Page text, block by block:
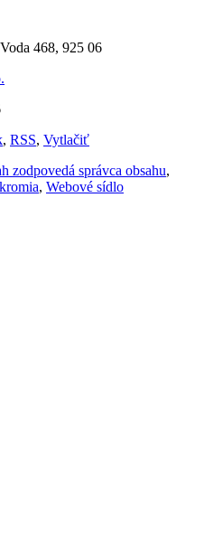
468, 925 06
, RSS, Vytlačiť
zodpovedá správca obsahu,
, Webové sídlo